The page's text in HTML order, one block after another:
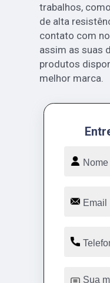
trabalhos,
de alta
contato com
assim as suas
produtos
melhor marca.